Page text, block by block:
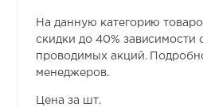
На данную категорию
скидки до 40% зависимости
проводимых акций.
менеджеров.
Цена за шт.